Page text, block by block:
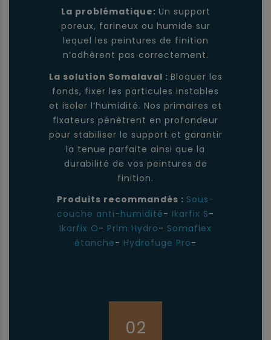
La problématique: Un support
poreux, farineux ou humide sur
lequel les peintures de finition
n’adhèrent pas correctement.
La solution Somalaval : Bloquer les
fonds, fixer les particules instables
et isoler l’humidité. Nos primaires et
fixateurs pénètrent en profondeur
pour stabiliser le support et garantir
la tenue parfaite ainsi que la
durabilité de vos peintures de
finition.
Produits recommandés : Sous-
couche anti-humidité- Ikarfix S-
Ikarfix O- Prim Hydro- Somaflex
étanche- Hydrofuge Pro-
02